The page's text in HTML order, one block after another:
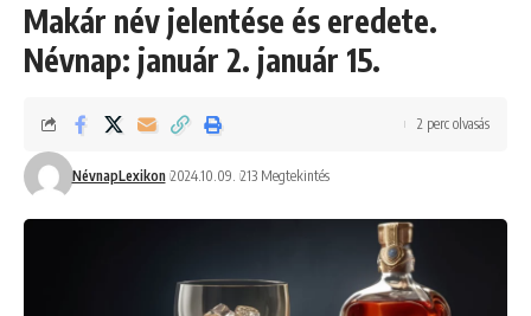
Makár név jelentése és eredete.
Névnap: január 2. január 15.
NévnapLexikon 2024.10.09. 213 Megtekintés
2 perc olvasás